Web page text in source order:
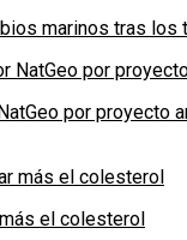
marinos tras los
por proyecto
el colesterol